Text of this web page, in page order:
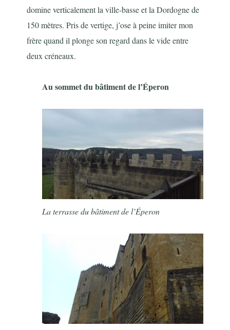
domine verticalement la ville-basse et la Dordogne de
150 mètres. Pris de vertige, j’ose à peine imiter mon
frère quand il plonge son regard dans le vide entre
deux créneaux.
Au sommet du bâtiment de l’Éperon
La terrasse du bâtiment de l’Éperon